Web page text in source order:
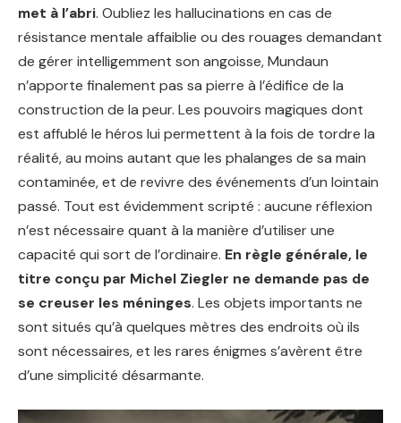
met à l’abri. Oubliez les hallucinations en cas de
résistance mentale affaiblie ou des rouages demandant
de gérer intelligemment son angoisse, Mundaun
n’apporte finalement pas sa pierre à l’édifice de la
construction de la peur. Les pouvoirs magiques dont
est affublé le héros lui permettent à la fois de tordre la
réalité, au moins autant que les phalanges de sa main
contaminée, et de revivre des événements d’un lointain
passé. Tout est évidemment scripté : aucune réflexion
n’est nécessaire quant à la manière d’utiliser une
capacité qui sort de l’ordinaire. En règle générale, le
titre conçu par Michel Ziegler ne demande pas de
se creuser les méninges. Les objets importants ne
sont situés qu’à quelques mètres des endroits où ils
sont nécessaires, et les rares énigmes s’avèrent être
d’une simplicité désarmante.